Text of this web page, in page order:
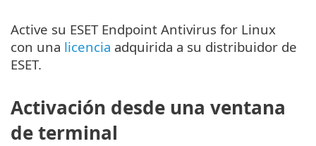
Active su ESET Endpoint Antivirus for Linux
con una licencia adquirida a su distribuidor de
ESET.
Activación desde una ventana
de terminal